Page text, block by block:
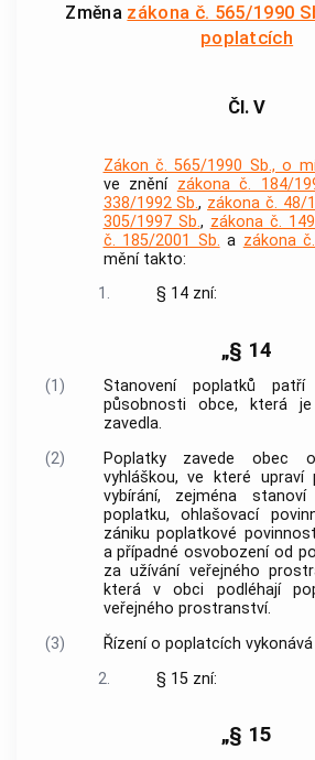
Změna zákona č. 565/1990
poplatcích
Čl. V
Zákon č. 565/1990 Sb., o
ve znění zákona č. 184/
338/1992 Sb., zákona č. 48/
305/1997 Sb., zákona č.
č. 185/2001 Sb. a zákona
mění takto:
1.
§ 14 zní:
„§ 14
(1)
Stanovení poplatků
působnosti obce, která
zavedla.
(2)
Poplatky zavede obec
vyhláškou, ve které upraví
vybírání, zejména
poplatku, ohlašovací
zániku poplatkové
a případné osvobození od
za užívání veřejného
která v obci podléhají
veřejného prostranství.
(3)
Řízení o poplatcích vykonává
2.
§ 15 zní:
„§ 15